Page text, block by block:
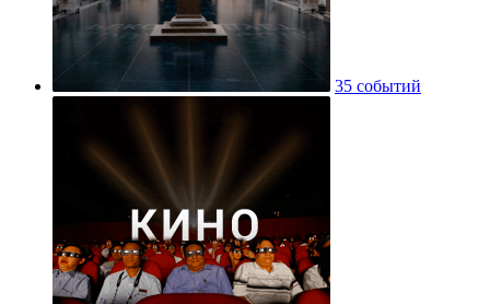
35 событий